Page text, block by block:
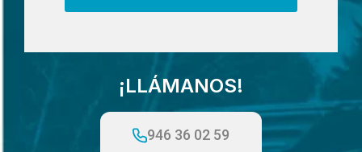
¡LLÁMANOS!
946 36 02 59